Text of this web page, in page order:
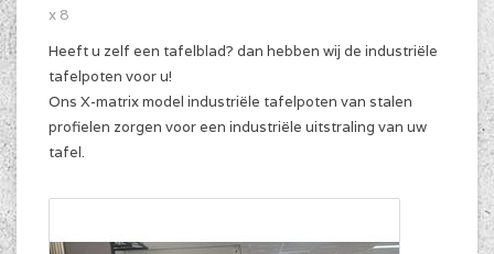
x 8
Heeft u zelf een tafelblad? dan hebben wij de industriële
tafelpoten voor u!
Ons X-matrix model industriële tafelpoten van stalen
profielen zorgen voor een industriële uitstraling van uw
tafel.